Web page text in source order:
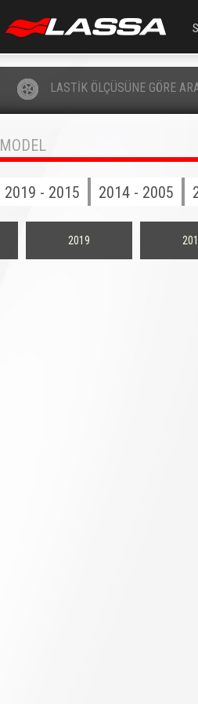
LASTİK ÖLÇÜSÜNE GÖRE
MODEL
2019 - 2015 2014 - 2005
2019